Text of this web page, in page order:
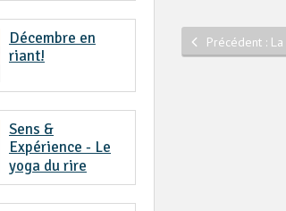
Précédent :
Décembre en
riant!
Sens &
Expérience - Le
yoga du rire